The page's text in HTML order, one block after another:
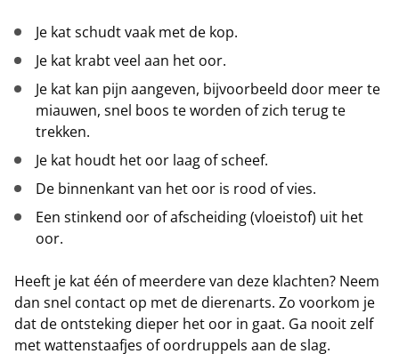
Je kat schudt vaak met de kop.
Je kat krabt veel aan het oor.
Je kat kan pijn aangeven, bijvoorbeeld door meer te
miauwen, snel boos te worden of zich terug te
trekken.
Je kat houdt het oor laag of scheef.
De binnenkant van het oor is rood of vies.
Een stinkend oor of afscheiding (vloeistof) uit het
oor.
Heeft je kat één of meerdere van deze klachten? Neem
dan snel contact op met de dierenarts. Zo voorkom je
dat de ontsteking dieper het oor in gaat. Ga nooit zelf
met wattenstaafjes of oordruppels aan de slag.